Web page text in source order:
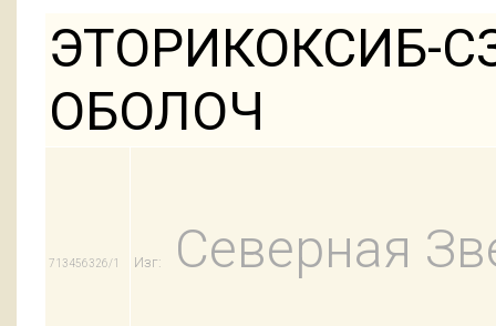
ЭТОРИКОКСИБ-
ОБОЛОЧ
713456326/1 Изг: Северная